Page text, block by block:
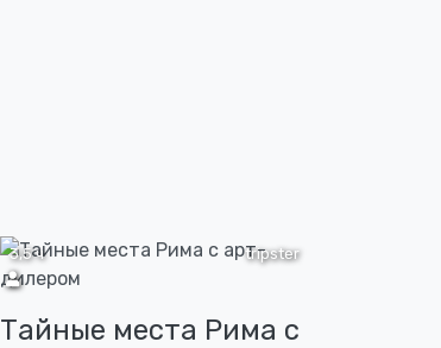
tripster
3,5 ч
Тайные места Рима с